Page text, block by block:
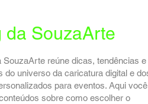
da SouzaArte
SouzaArte reúne dicas, tendências e
do universo da caricatura digital e
para eventos. Aqui você
sobre como escolher o